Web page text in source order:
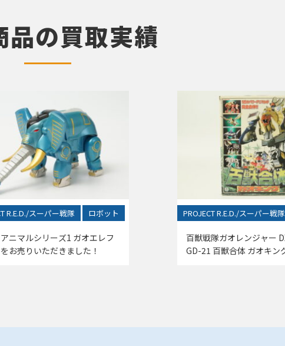
品の買取実績
R.E.D./スーパー戦隊 ロボット
ニマルシリーズ1 ガオエレフ
お売りいただきました！
PROJECT R.E.D./スーパー戦隊
百獣戦隊ガオレンジャー
GD-21 百獣合体 ガオキン